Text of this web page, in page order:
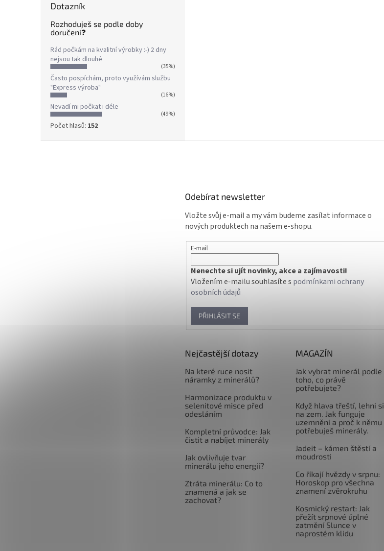
Dotazník
Rozhoduješ se podle doby
doručení❓
Rád počkám na kvalitní výrobky :-) 2 dny
nejsou tak dlouhé
(35%)
Často pospíchám, proto využívám službu
"Express výroba"
(16%)
Nevadí mi počkat i déle
(49%)
Počet hlasů: 152
Odebírat newsletter
Vložte svůj e-mail a my vám budeme zasílat informace o
nových produktech na našem e-shopu.
E-mail
Nenechte si ujít novinky, akce a zajímavosti!
Vložením e-mailu souhlasíte s podmínkami ochrany
osobních údajů
PŘIHLÁSIT SE
Nejčastější dotazy
Na které ruce nosit
náramky z minerálů?
Harmonizace produktu v
selenitové misce před
odesláním
Kompletní průvodce: Jak
čistit a nabíjet minerály
Jak ovlivňuje tvar
minerálu jeho energii?
Ztráta minerálu: Co to
znamená a jak se
zachovat?
MAGAZÍN
Jak vybrat minerál podle
toho, co právě
potřebujete?
Když hlava třeští, lehni si
na zem. Jak funguje
uzemnění a proč k němu
potřebuješ minerály.
Jadeit – kámen štěstí a
moudrosti
Co říkají hvězdy v srpnu:
Horoskop pro všechna
znamení zvěrokruhu
Kosmický restart: Jak
přežít srpnové úplné
zatmění Slunce v
naprostém klidu